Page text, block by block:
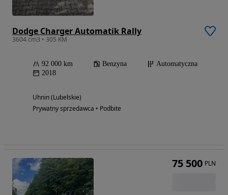
Dodge Charger Automatik Rally
3604 cm3 • 305 KM
92 000 km Benzyna
Automatyczna
2018
Uhnin (Lubelskie)
Prywatny sprzedawca • Podbite
75 500 PLN